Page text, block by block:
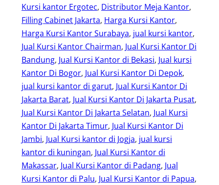
Kursi kantor Ergotec, Distributor Meja Kantor
Filling Cabinet Jakarta, Harga Kursi Kantor
Harga Kursi Kantor Surabaya, jual kursi kantor
Jual Kursi Kantor Chairman, Jual Kursi Kantor Di
Bandung, Jual Kursi Kantor di Bekasi, Jual kursi
Kantor Di Bogor, Jual Kursi Kantor Di Depok
jual kursi kantor di garut, Jual Kursi Kantor Di
Jakarta Barat, Jual Kursi Kantor Di Jakarta Pusat
Jual Kursi Kantor Di Jakarta Selatan, Jual Kursi
Kantor Di Jakarta Timur, Jual Kursi Kantor Di
Jambi, Jual Kursi kantor di Jogja, jual kursi
kantor di kuningan, Jual Kursi Kantor di
Makassar, Jual Kursi Kantor di Padang, Jual
Kursi Kantor di Palu, Jual Kursi Kantor di Papua